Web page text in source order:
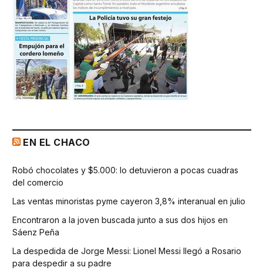
EN EL CHACO
Robó chocolates y $5.000: lo detuvieron a pocas cuadras
del comercio
Las ventas minoristas pyme cayeron 3,8% interanual en julio
Encontraron a la joven buscada junto a sus dos hijos en
Sáenz Peña
La despedida de Jorge Messi: Lionel Messi llegó a Rosario
para despedir a su padre